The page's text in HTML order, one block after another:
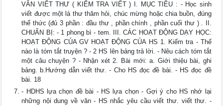
VĂN VIẾT THƯ ( KIỂM TRA VIẾT ) I. MỤC TIÊU : - Học sinh
viết được một lá thư thăm hỏi, chúc mừng hoặc chia buồn, đúng
thể thức (đủ 3 phần : đầu thư , phần chính , phần cuối thư ) . II.
CHUẨN BỊ: - 1 phong bì - tem. III. CÁC HOẠT ĐỘNG DẠY HỌC:
HOẠT ĐỘNG CỦA GV HOẠT ĐỘNG CỦA HS 1. Kiểm tra - Thế
nào là tóm tắt truyện ? - 2 HS lên bảng trả lời. - Nêu cách tóm tắt
một câu chuyện ? - Nhận xét 2. Bài mới: a. Giới thiệu bài, ghi
bảng. b.Hướng dẫn viết thư. - Cho HS đọc đề bài. - HS đọc đề
bài. 18
- HDHS lựa chọn đề bài - HS lựa chọn - Gợi ý cho HS nhớ lại
những nội dung về văn - HS nhắc yêu cầu viết thư. viết thư. -